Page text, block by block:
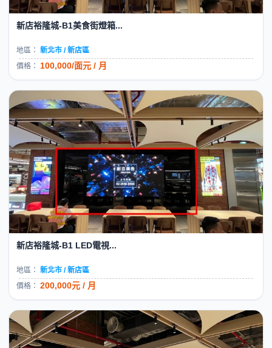
新店裕隆城-B1美食街燈箱...
地區： 新北市 / 新店區
價格： 100,000/面元 / 月
新店裕隆城-B1 LED電視...
地區： 新北市 / 新店區
價格： 200,000元 / 月